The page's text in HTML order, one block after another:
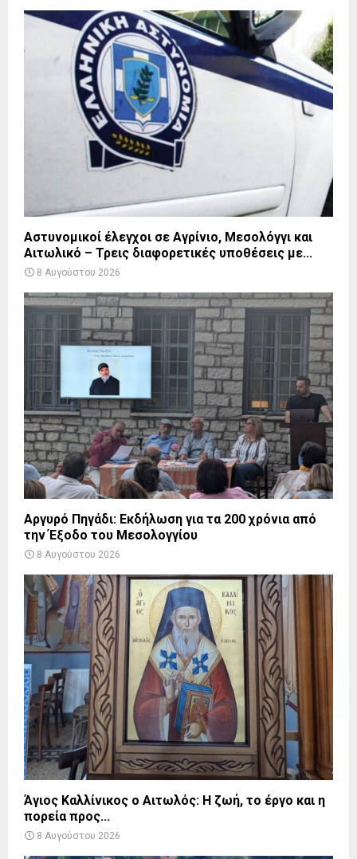
Αστυνομικοί έλεγχοι σε Αγρίνιο, Μεσολόγγι και
Αιτωλικό – Τρεις διαφορετικές υποθέσεις με...
8 Αυγούστου 2026
Αργυρό Πηγάδι: Εκδήλωση για τα 200 χρόνια από
την Έξοδο του Μεσολογγίου
8 Αυγούστου 2026
Άγιος Καλλίνικος ο Αιτωλός: Η ζωή, το έργο και η
πορεία προς...
8 Αυγούστου 2026